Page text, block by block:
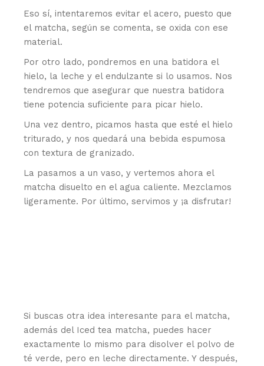
Eso sí, intentaremos evitar el acero, puesto que
el matcha, según se comenta, se oxida con ese
material.
Por otro lado, pondremos en una batidora el
hielo, la leche y el endulzante si lo usamos. Nos
tendremos que asegurar que nuestra batidora
tiene potencia suficiente para picar hielo.
Una vez dentro, picamos hasta que esté el hielo
triturado, y nos quedará una bebida espumosa
con textura de granizado.
La pasamos a un vaso, y vertemos ahora el
matcha disuelto en el agua caliente. Mezclamos
ligeramente. Por último, servimos y ¡a disfrutar!
Si buscas otra idea interesante para el matcha,
además del Iced tea matcha, puedes hacer
exactamente lo mismo para disolver el polvo de
té verde, pero en leche directamente. Y después,